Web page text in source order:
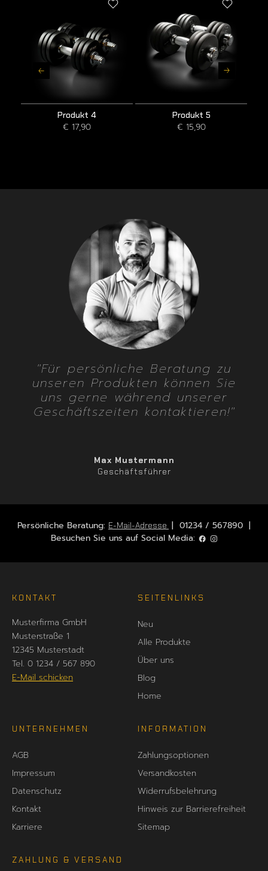
Produkt 4
€ 17,90
Produkt 5
€ 15,90
"Für persönliche Beratung zu
unseren Produkten können Sie
uns gerne während unserer
Geschäftszeiten kontaktieren!"
Max Mustermann
Geschäftsführer
Persönliche Beratung: E-Mail-Adresse | 01234 / 567890 |
Besuchen Sie uns auf Social Media:
KONTAKT
Musterfirma GmbH
Musterstraße 1
12345 Musterstadt
Tel. 0 1234 / 567 890
E-Mail schicken
SEITENLINKS
Neu
Alle Produkte
Über uns
Blog
Home
UNTERNEHMEN
AGB
Impressum
Datenschutz
Kontakt
Karriere
INFORMATION
Zahlungsoptionen
Versandkosten
Widerrufsbelehrung
Hinweis zur Barrierefreiheit
Sitemap
ZAHLUNG & VERSAND